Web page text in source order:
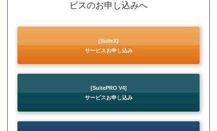
ビスのお申し込みへ
[SuiteX]
サービスお申し込み
[SuitePRO V4]
サービスお申し込み